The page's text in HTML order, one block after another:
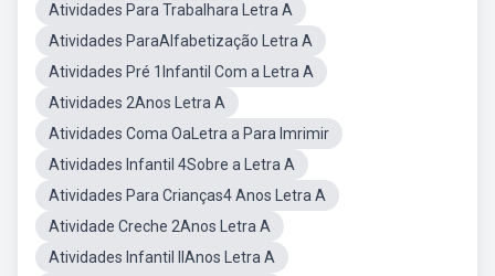
Atividades Para Trabalhara Letra A
Atividades ParaAlfabetização Letra A
Atividades Pré 1Infantil Com a Letra A
Atividades 2Anos Letra A
Atividades Coma OaLetra a Para Imrimir
Atividades Infantil 4Sobre a Letra A
Atividades Para Crianças4 Anos Letra A
Atividade Creche 2Anos Letra A
Atividades Infantil IIAnos Letra A